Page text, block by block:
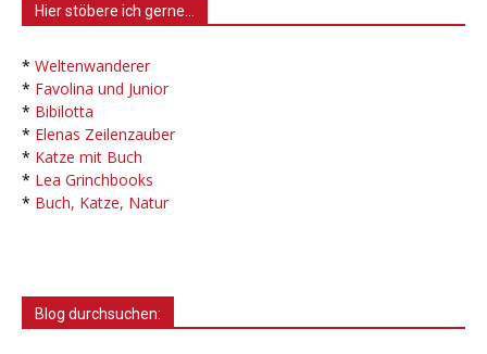
Hier stöbere ich gerne…
* Weltenwanderer
* Favolina und Junior
* Bibilotta
* Elenas Zeilenzauber
* Katze mit Buch
* Lea Grinchbooks
* Buch, Katze, Natur
Blog durchsuchen: